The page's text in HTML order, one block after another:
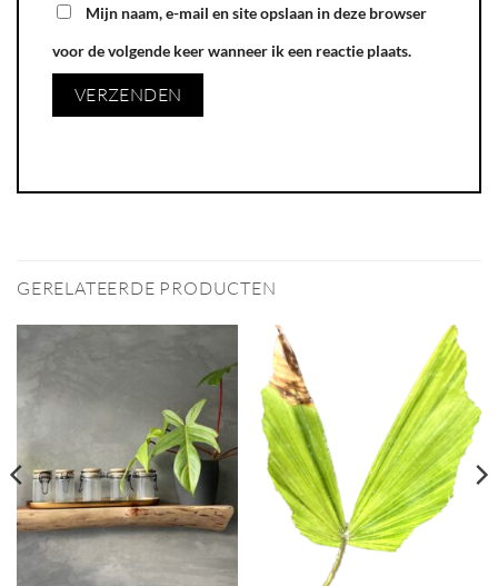
Mijn naam, e-mail en site opslaan in deze browser
voor de volgende keer wanneer ik een reactie plaats.
GERELATEERDE PRODUCTEN